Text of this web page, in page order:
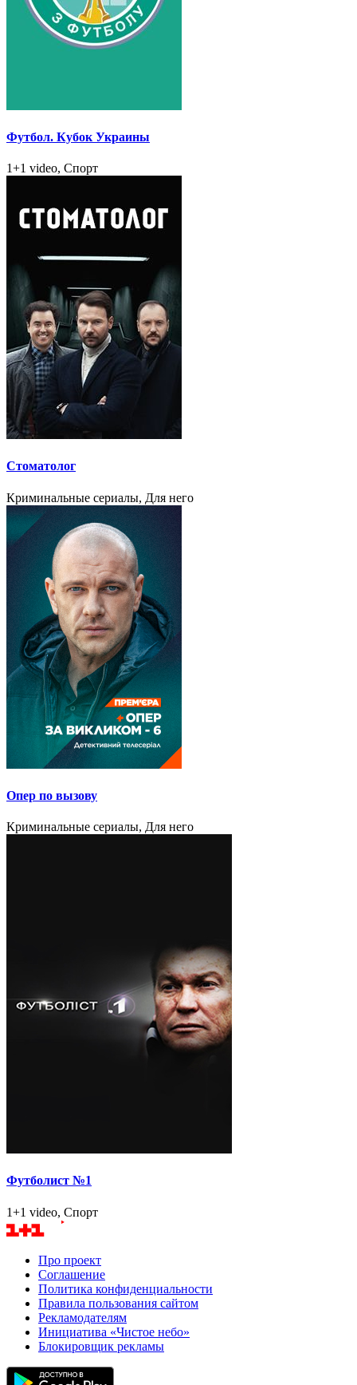
Футбол. Кубок Украины
1+1 video, Спорт
Стоматолог
Криминальные сериалы, Для него
Опер по вызову
Криминальные сериалы, Для него
Футболист №1
1+1 video, Спорт
Про проект
Соглашение
Политика конфиденциальности
Правила пользования сайтом
Рекламодателям
Инициатива «Чистое небо»
Блокировщик рекламы